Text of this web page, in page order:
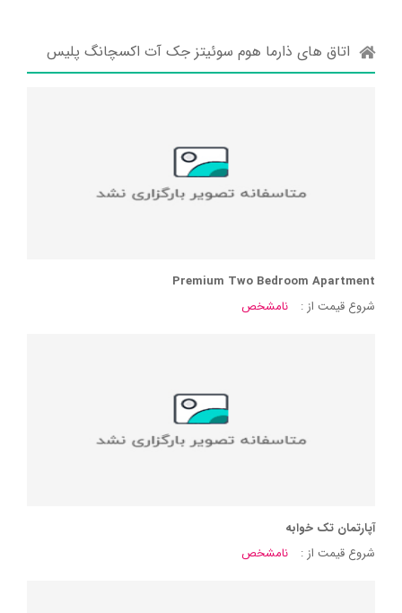
اتاق های ذارما هوم سوئیتز جک آت اکسچانگ پلیس
Premium Two Bedroom Apartment
شروع قیمت از :
نامشخص
آپارتمان تک خوابه
شروع قیمت از :
نامشخص